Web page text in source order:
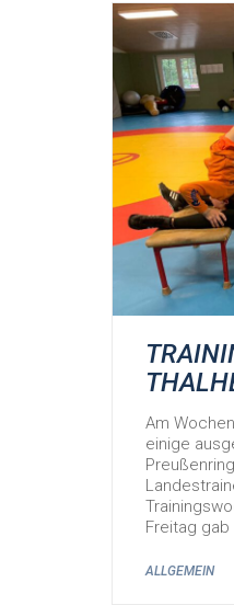
Am
einige
Freitag
ALLGEMEIN